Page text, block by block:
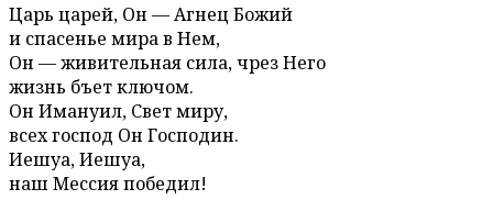
Царь царей, Он — Агнец Божий
и спасенье мира в Нем,
Он — живительная сила, чрез Него
жизнь бъет ключом.
Он Имануил, Свет миру,
всех господ Он Господин.
Иешуа, Иешуа,
наш Мессия победил!